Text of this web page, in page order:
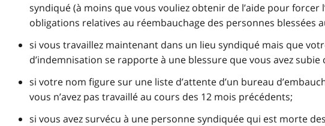
syndiqué (à moins que vous vouliez obtenir de l’aide pour forcer
obligations relatives au réembauchage des personnes blessées
si vous travaillez maintenant dans un lieu syndiqué mais que
d’indemnisation se rapporte à une blessure que vous avez
si votre nom figure sur une liste d’attente d’un bureau
vous n’avez pas travaillé au cours des 12 mois précédents;
si vous avez survécu à une personne syndiquée qui est morte